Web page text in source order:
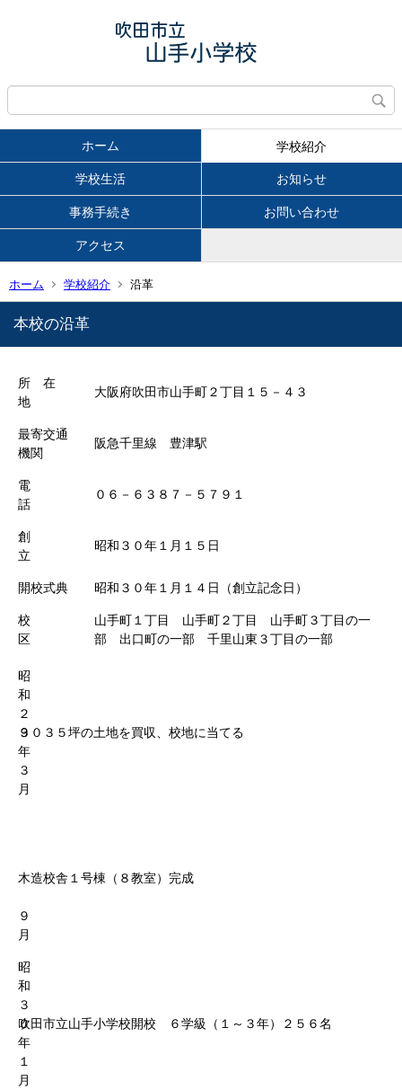
ホーム 学校紹介
学校生活 お知らせ
事務手続き お問い合わせ
アクセス
ホーム 学校紹介 沿革
本校の沿革
所 在
地
大阪府吹田市山手町２丁目１５－４３
最寄交通
機関
阪急千里線 豊津駅
電
話
０６－６３８７－５７９１
創
立
昭和３０年１月１５日
開校式典 昭和３０年１月１４日（創立記念日）
校
区
山手町１丁目 山手町２丁目 山手町３丁目の一
部 出口町の一部 千里山東３丁目の一部
昭
和
２
９
年
３
月
３０３５坪の土地を買収、校地に当てる
９
月
木造校舎１号棟（８教室）完成
昭
和
３
０
年
１
月
吹田市立山手小学校開校 ６学級（１～３年）２５６名